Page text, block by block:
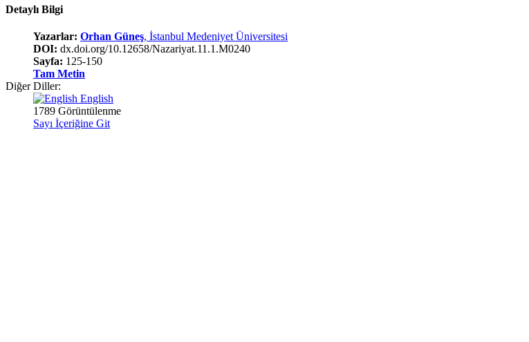
Detaylı Bilgi
Yazarlar: Orhan Güneş, İstanbul Medeniyet Üniversitesi
DOI: dx.doi.org/10.12658/Nazariyat.11.1.M0240
Sayfa: 125-150
Tam Metin
Diğer Diller:
English
1789 Görüntülenme
Sayı İçeriğine Git